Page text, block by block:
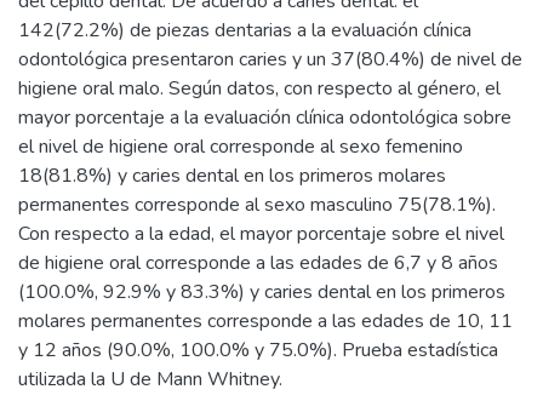
142(72.2%) de piezas dentarias a la evaluación clínica
odontológica presentaron caries y un 37(80.4%) de nivel de
higiene oral malo. Según datos, con respecto al género, el
mayor porcentaje a la evaluación clínica odontológica sobre
el nivel de higiene oral corresponde al sexo femenino
18(81.8%) y caries dental en los primeros molares
permanentes corresponde al sexo masculino 75(78.1%).
Con respecto a la edad, el mayor porcentaje sobre el nivel
de higiene oral corresponde a las edades de 6,7 y 8 años
(100.0%, 92.9% y 83.3%) y caries dental en los primeros
molares permanentes corresponde a las edades de 10, 11
y 12 años (90.0%, 100.0% y 75.0%). Prueba estadística
utilizada la U de Mann Whitney.